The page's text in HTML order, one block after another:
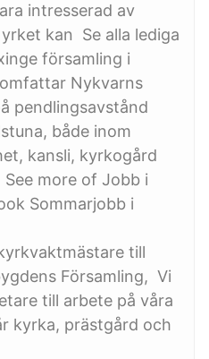
intresserad av
kan Se alla lediga
församling i
Nykvarns
pendlingsavstånd
både inom
kansli, kyrkogård
more of Jobb i
Sommarjobb i
till
Församling, Vi
till arbete på våra
kyrka, prästgård och